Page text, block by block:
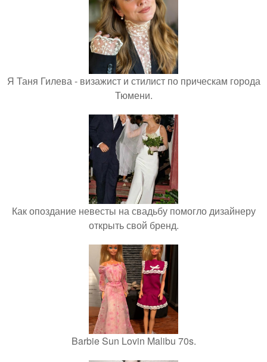
Я Таня Гилева - визажист и стилист по прическам города
Тюмени.
Как опоздание невесты на свадьбу помогло дизайнеру
открыть свой бренд.
Barbie Sun Lovin Malibu 70s.